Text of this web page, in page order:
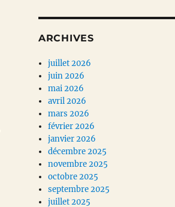
ARCHIVES
juillet 2026
juin 2026
mai 2026
avril 2026
mars 2026
février 2026
janvier 2026
décembre 2025
novembre 2025
octobre 2025
septembre 2025
juillet 2025